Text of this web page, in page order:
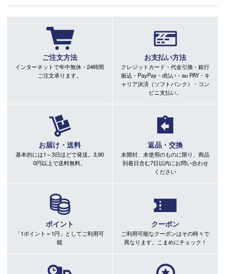
ご注文方法
インターネットで年中無休・24時間
ご注文承ります。
お支払い方法
クレジットカード・代金引換・銀行
振込・PayPay・d払い・au PAY・キ
ャリア決済（ソフトバンク）・コン
ビニ支払い。
お届け・送料
基本的には1～3日ほどで発送。3,90
0円以上で送料無料。
返品・交換
未開封、未使用のものに限り、商品
到着日含む7日以内にお問い合わせ
ください
ポイント
「1ポイント＝1円」としてご利用可
能
クーポン
ご利用可能なクーポンはその時々で
異なります。こまめにチェック！